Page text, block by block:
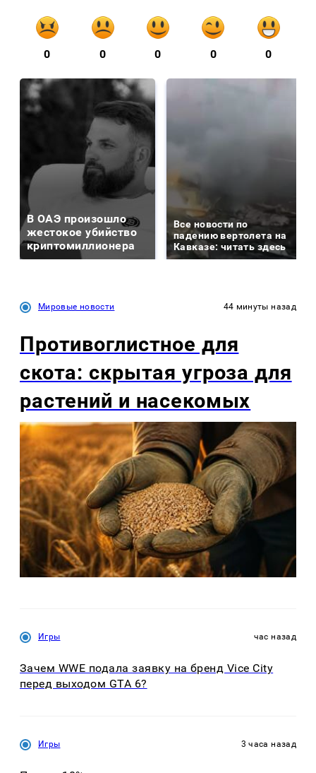
0 0 0 0 0
В ОАЭ произошло
жестокое убийство
криптомиллионера
Все новости по
падению вертолета на
Кавказе: читать здесь
Мировые новости 44 минуты назад
Противоглистное для
скота: скрытая угроза для
растений и насекомых
Игры час назад
Зачем WWE подала заявку на бренд Vice City
перед выходом GTA 6?
Игры 3 часа назад